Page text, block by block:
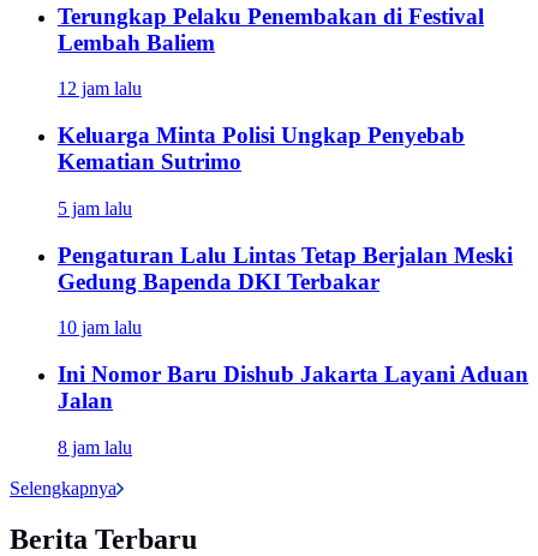
Terungkap Pelaku Penembakan di Festival
Lembah Baliem
12 jam lalu
Keluarga Minta Polisi Ungkap Penyebab
Kematian Sutrimo
5 jam lalu
Pengaturan Lalu Lintas Tetap Berjalan Meski
Gedung Bapenda DKI Terbakar
10 jam lalu
Ini Nomor Baru Dishub Jakarta Layani Aduan
Jalan
8 jam lalu
Selengkapnya
Berita Terbaru